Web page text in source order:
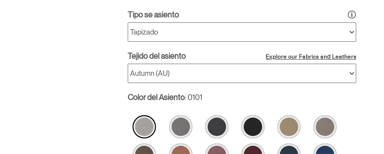
Tipo se asiento
Explore our Fabrics and Leathers
Tejido del asiento
Color del Asiento:0101